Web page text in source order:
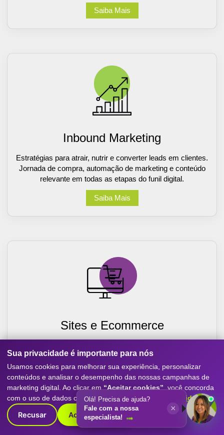
Saiba Mais
Inbound Marketing
Estratégias para atrair, nutrir e converter leads em clientes.
Jornada de compra, automação de marketing e conteúdo
relevante em todas as etapas do funil digital.
Saiba Mais
Sites e Ecommerce
experiência mobile-first, SEO e performance. Destaque
sua empresa com o melhor do marketing digital.
Saiba Mais
Sua privacidade é importante para nós
Usamos cookies para melhorar sua experiência, personalizar
conteúdos e analisar o desempenho das nossas campanhas de
marketing digital. Ao clicar em “Aceitar cookies” , você concorda
com o uso de dados conforme nossaPolítica de Privacidade.
Recusar Aceitar cookies
Olá! Precisa de ajuda?
Fale com a nossa
especialista!
×